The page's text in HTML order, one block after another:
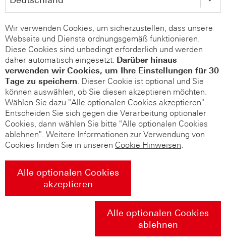
Wir verwenden Cookies, um sicherzustellen, dass unsere
Webseite und Dienste ordnungsgemäß funktionieren.
Diese Cookies sind unbedingt erforderlich und werden
daher automatisch eingesetzt. Darüber hinaus
verwenden wir Cookies, um Ihre Einstellungen für 30
Tage zu speichern. Dieser Cookie ist optional und Sie
können auswählen, ob Sie diesen akzeptieren möchten.
Wählen Sie dazu "Alle optionalen Cookies akzeptieren".
Entscheiden Sie sich gegen die Verarbeitung optionaler
Cookies, dann wählen Sie bitte "Alle optionalen Cookies
ablehnen". Weitere Informationen zur Verwendung von
Cookies finden Sie in unseren Cookie Hinweisen.
Alle optionalen Cookies
akzeptieren
Alle optionalen Cookies
ablehnen